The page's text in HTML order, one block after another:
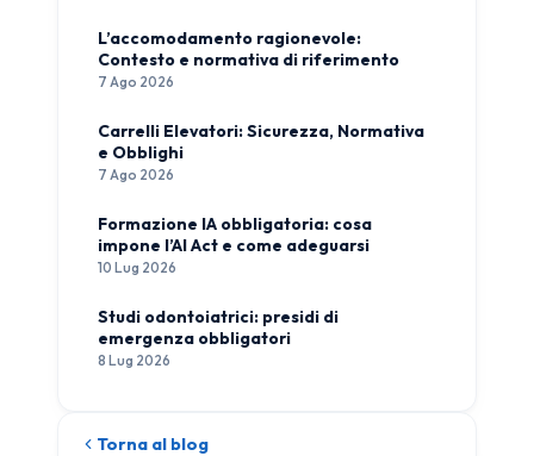
L’accomodamento ragionevole:
Contesto e normativa di riferimento
7 Ago 2026
Carrelli Elevatori: Sicurezza, Normativa
e Obblighi
7 Ago 2026
Formazione IA obbligatoria: cosa
impone l’AI Act e come adeguarsi
10 Lug 2026
Studi odontoiatrici: presidi di
emergenza obbligatori
8 Lug 2026
Torna al blog